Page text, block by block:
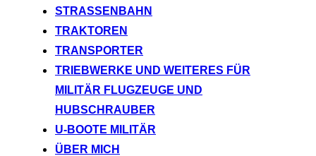
STRASSENBAHN
TRAKTOREN
TRANSPORTER
TRIEBWERKE UND WEITERES FÜR
MILITÄR FLUGZEUGE UND
HUBSCHRAUBER
U-BOOTE MILITÄR
ÜBER MICH